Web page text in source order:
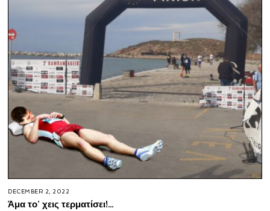
DECEMBER 2, 2022
Άμα το’ χεις τερματίσει!…